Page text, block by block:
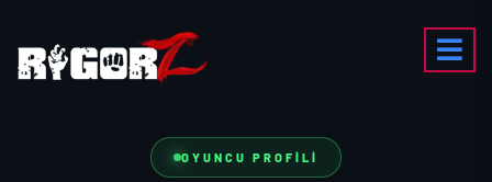
OYUNCU PROFILI